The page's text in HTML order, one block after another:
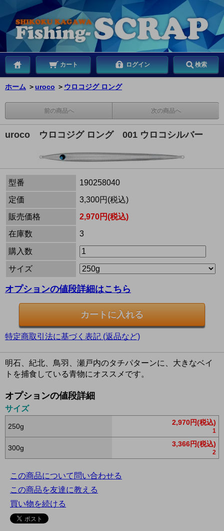
カート ログイン 検索
ホーム ＞ uroco ＞ ウロコジグ ロング
前の商品へ 次の商品へ
uroco ウロコジグ ロング 001 ウロコシルバー
型番
190258040
定価
3,300円(税込)
販売価格
2,970円(税込)
在庫数
3
購入数
サイズ
オプションの値段詳細はこちら
特定商取引法に基づく表記 (返品など)
明石、紀北、鳥羽、瀬戸内のタチパターンに、大きなベイ
トを捕食している青物にオススメです。
オプションの値段詳細
サイズ
250g 2,970円(税込)
1
300g 3,366円(税込)
2
この商品について問い合わせる
この商品を友達に教える
買い物を続ける